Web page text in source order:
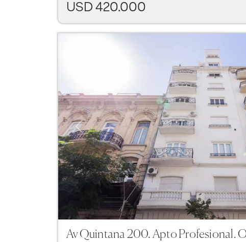
USD 420.000
Previous
Av Quintana 200. Apto Profesional.